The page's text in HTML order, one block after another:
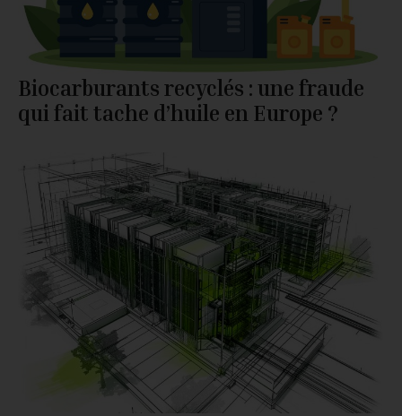
Biocarburants recyclés : une fraude
qui fait tache d’huile en Europe ?